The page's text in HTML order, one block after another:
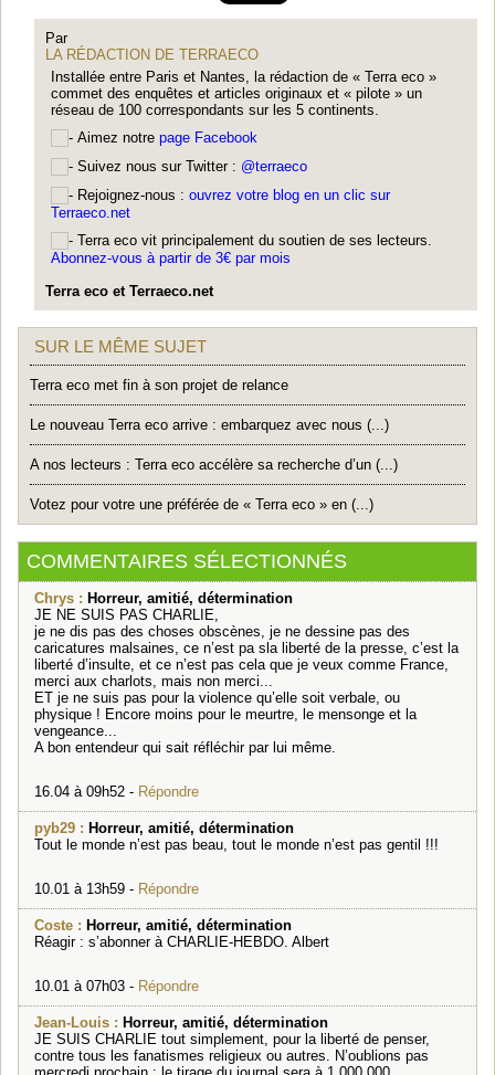
Par
LA RÉDACTION DE TERRAECO
Installée entre Paris et Nantes, la rédaction de « Terra eco »
commet des enquêtes et articles originaux et « pilote » un
réseau de 100 correspondants sur les 5 continents.
Aimez notre page Facebook
Suivez nous sur Twitter : @terraeco
Rejoignez-nous : ouvrez votre blog en un clic sur
Terraeco.net
Terra eco vit principalement du soutien de ses lecteurs.
Abonnez-vous à partir de 3€ par mois
Terra eco et Terraeco.net
SUR LE MÊME SUJET
Terra eco met fin à son projet de relance
Le nouveau Terra eco arrive : embarquez avec nous (...)
A nos lecteurs : Terra eco accélère sa recherche d’un (...)
Votez pour votre une préférée de « Terra eco » en (...)
COMMENTAIRES SÉLECTIONNÉS
Chrys : Horreur, amitié, détermination
JE NE SUIS PAS CHARLIE,
je ne dis pas des choses obscènes, je ne dessine pas des
caricatures malsaines, ce n’est pa sla liberté de la presse, c’est la
liberté d’insulte, et ce n’est pas cela que je veux comme France,
merci aux charlots, mais non merci...
ET je ne suis pas pour la violence qu’elle soit verbale, ou
physique ! Encore moins pour le meurtre, le mensonge et la
vengeance...
A bon entendeur qui sait réfléchir par lui même.
16.04 à 09h52 - Répondre
pyb29 : Horreur, amitié, détermination
Tout le monde n’est pas beau, tout le monde n’est pas gentil !!!
10.01 à 13h59 - Répondre
Coste : Horreur, amitié, détermination
Réagir : s’abonner à CHARLIE-HEBDO. Albert
10.01 à 07h03 - Répondre
Jean-Louis : Horreur, amitié, détermination
JE SUIS CHARLIE tout simplement, pour la liberté de penser,
contre tous les fanatismes religieux ou autres. N’oublions pas